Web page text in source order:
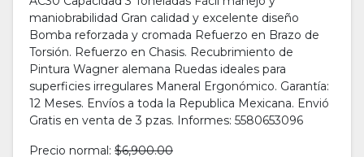
maniobrabilidad Gran calidad y excelente diseño
Bomba reforzada y cromada Refuerzo en Brazo de
Torsión. Refuerzo en Chasis. Recubrimiento de
Pintura Wagner alemana Ruedas ideales para
superficies irregulares Maneral Ergonómico. Garantía:
12 Meses. Envíos a toda la Republica Mexicana. Envió
Gratis en venta de 3 pzas. Informes: 5580653096
Precio normal: $6,900.00